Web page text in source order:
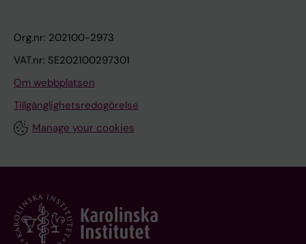
Org.nr: 202100-2973
VAT.nr: SE202100297301
Om webbplatsen
Tillgänglighetsredogörelse
Manage your cookies